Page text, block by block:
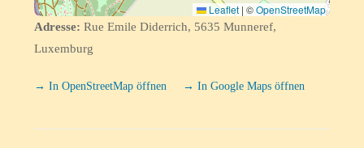
Leaflet | ©OpenStreetMap
Adresse: Rue Emile Diderrich, 5635 Munneref,
Luxemburg
→ In OpenStreetMap öffnen → In Google Maps öffnen